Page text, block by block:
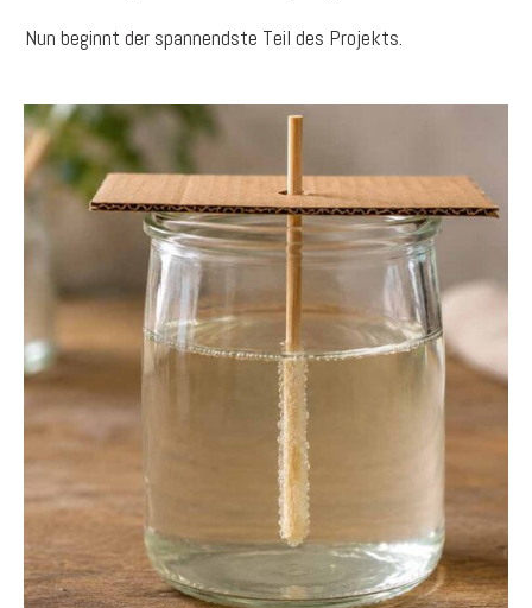
Nun beginnt der spannendste Teil des Projekts.